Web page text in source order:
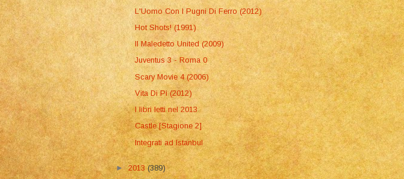
L'Uomo Con I Pugni Di Ferro (2012)
Hot Shots! (1991)
Il Maledetto United (2009)
Juventus 3 - Roma 0
Scary Movie 4 (2006)
Vita Di Pi (2012)
I libri letti nel 2013
Castle [Stagione 2]
Integrati ad Istanbul
►2013(389)